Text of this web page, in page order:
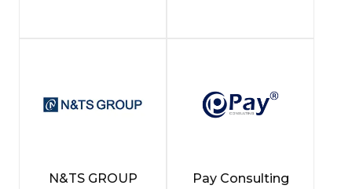
N&TS GROUP Pay Consulting